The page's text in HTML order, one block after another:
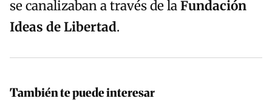
se canalizaban a través de laFundación
Ideas de Libertad.
También te puede interesar